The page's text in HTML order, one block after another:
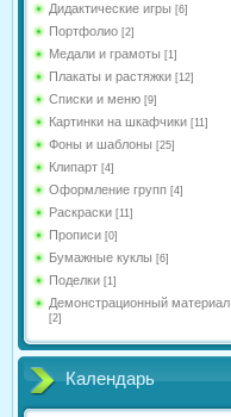
Дидактические игры [6]
Портфолио [2]
Медали и грамоты [1]
Плакаты и растяжки [12]
Списки и меню [9]
Картинки на шкафчики [11]
Фоны и шаблоны [25]
Клипарт [4]
Оформление групп [4]
Раскраски [11]
Прописи [0]
Бумажные куклы [6]
Поделки [1]
Демонстрационный материал
[2]
Календарь